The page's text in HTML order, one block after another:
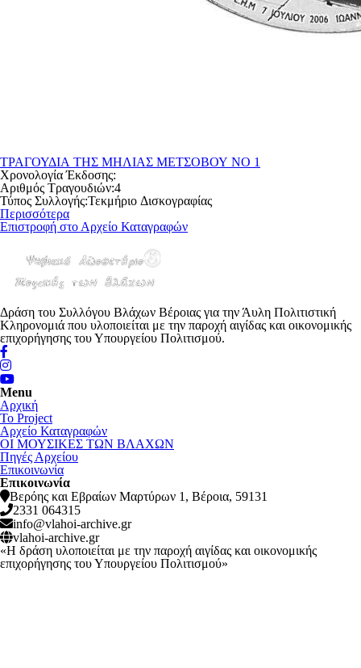
ΤΡΑΓΟΥΔΙΑ ΤΗΣ ΜΗΛΙΑΣ ΜΕΤΣΟΒΟΥ ΝΟ 1
Χρονολογία Έκδοσης:
Αριθμός Τραγουδιών:4
Τύπος Συλλογής:Τεκμήριο Δισκογραφίας
Περισσότερα
Επιστροφή στο Αρχείο Καταγραφών
Δράση του Συλλόγου Βλάχων Βέροιας για την Άυλη Πολιτιστική
Κληρονομιά που υλοποιείται με την παροχή αιγίδας και οικονομικής
επιχορήγησης του Υπουργείου Πολιτισμού.
Menu
Αρχική
Το Project
Αρχείο Καταγραφών
ΟΙ ΜΟΥΣΙΚΕΣ ΤΩΝ ΒΛΑΧΩΝ
Πηγές Αρχείου
Επικοινωνία
Επικοινωνία
Βερόης και Εβραίων Μαρτύρων 1, Βέροια, 59131
2331 064315
info@vlahoi-archive.gr
vlahoi-archive.gr
«Η δράση υλοποιείται με την παροχή αιγίδας και οικονομικής
επιχορήγησης του Υπουργείου Πολιτισμού»